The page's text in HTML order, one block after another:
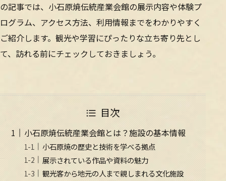
の記事では、小石原焼伝統産業会館の展示内容や体験プ
ログラム、アクセス方法、利用情報までをわかりやすく
ご紹介します。観光や学習にぴったりな立ち寄り先とし
て、訪れる前にチェックしておきましょう。
目次
小石原焼伝統産業会館とは？施設の基本情報
小石原焼の歴史と技術を学べる拠点
展示されている作品や資料の魅力
観光客から地元の人まで親しまれる文化施設